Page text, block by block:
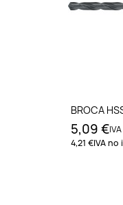
BROCA
5,09 €
4,21 €IVA no